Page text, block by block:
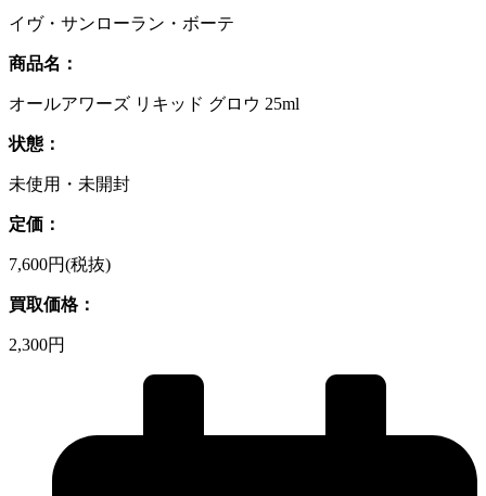
イヴ・サンローラン・ボーテ
商品名：
オールアワーズ リキッド グロウ 25ml
状態：
未使用・未開封
定価：
7,600円(税抜)
買取価格：
2,300円